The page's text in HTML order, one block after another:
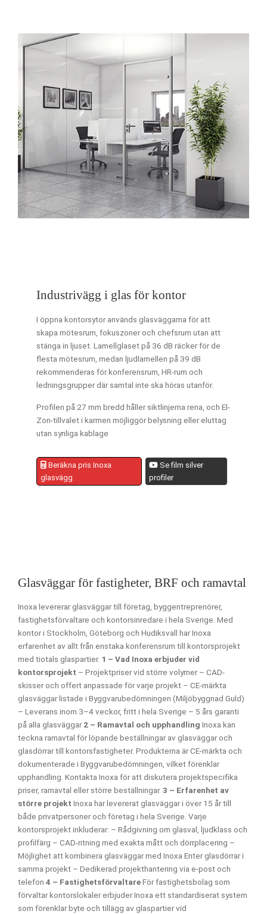
Industrivägg i glas för kontor
I öppna kontorsytor används glasväggarna för att
skapa mötesrum, fokuszoner och chefsrum utan att
stänga in ljuset. Lamellglaset på 36 dB räcker för de
flesta mötesrum, medan ljudlamellen på 39 dB
rekommenderas för konferensrum, HR-rum och
ledningsgrupper där samtal inte ska höras utanför.
Profilen på 27 mm bredd håller siktlinjerna rena, och El-
Zon-tillvalet i karmen möjliggör belysning eller eluttag
utan synliga kablage
Beräkna pris Inoxa
glasvägg
Se film silver
profiler
Glasväggar för fastigheter, BRF och ramavtal
Inoxa levererar glasväggar till företag, byggentreprenörer,
fastighetsförvaltare och kontorsinredare i hela Sverige. Med
kontor i Stockholm, Göteborg och Hudiksvall har Inoxa
erfarenhet av allt från enstaka konferensrum till kontorsprojekt
med tiotals glaspartier. 1 – Vad Inoxa erbjuder vid
kontorsprojekt – Projektpriser vid större volymer – CAD-
skisser och offert anpassade för varje projekt – CE-märkta
glasväggar listade i Byggvarubedömningen (Miljöbyggnad Guld)
– Leverans inom 3–4 veckor, fritt i hela Sverige – 5 års garanti
på alla glasväggar 2 – Ramavtal och upphandling Inoxa kan
teckna ramavtal för löpande beställningar av glasväggar och
glasdörrar till kontorsfastigheter. Produkterna är CE-märkta och
dokumenterade i Byggvarubedömningen, vilket förenklar
upphandling. Kontakta Inoxa för att diskutera projektspecifika
priser, ramavtal eller större beställningar. 3 – Erfarenhet av
större projekt Inoxa har levererat glasväggar i över 15 år till
både privatpersoner och företag i hela Sverige. Varje
kontorsprojekt inkluderar: – Rådgivning om glasval, ljudklass och
profilfärg – CAD-ritning med exakta mått och dörrplacering –
Möjlighet att kombinera glasväggar med Inoxa Enter glasdörrar i
samma projekt – Dedikerad projekthantering via e-post och
telefon 4 – FastighetsförvaltareFör fastighetsbolag som
förvaltar kontorslokaler erbjuder Inoxa ett standardiserat system
som förenklar byte och tillägg av glaspartier vid